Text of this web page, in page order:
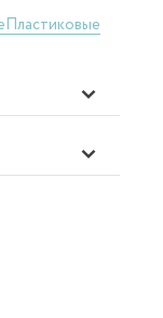
Пластиковые